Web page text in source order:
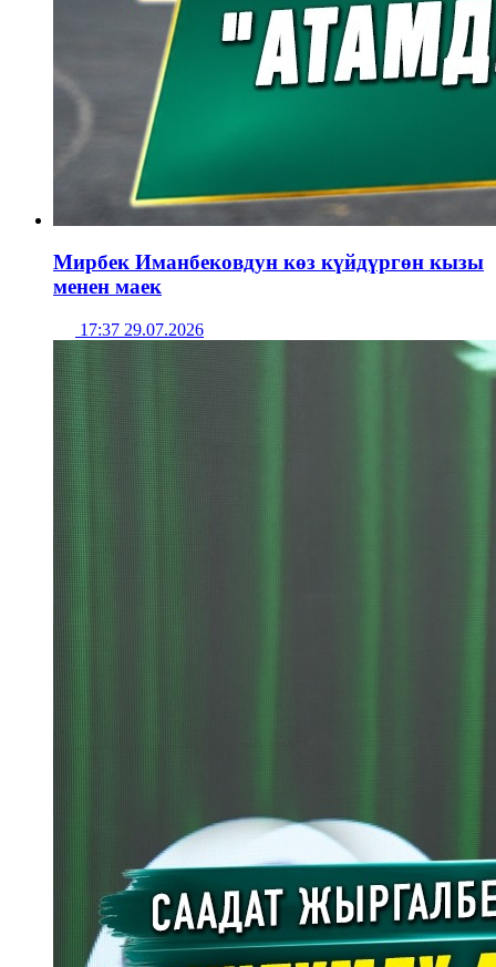
Мирбек Иманбековдун көз күйдүргөн кызы
менен маек
17:37 29.07.2026